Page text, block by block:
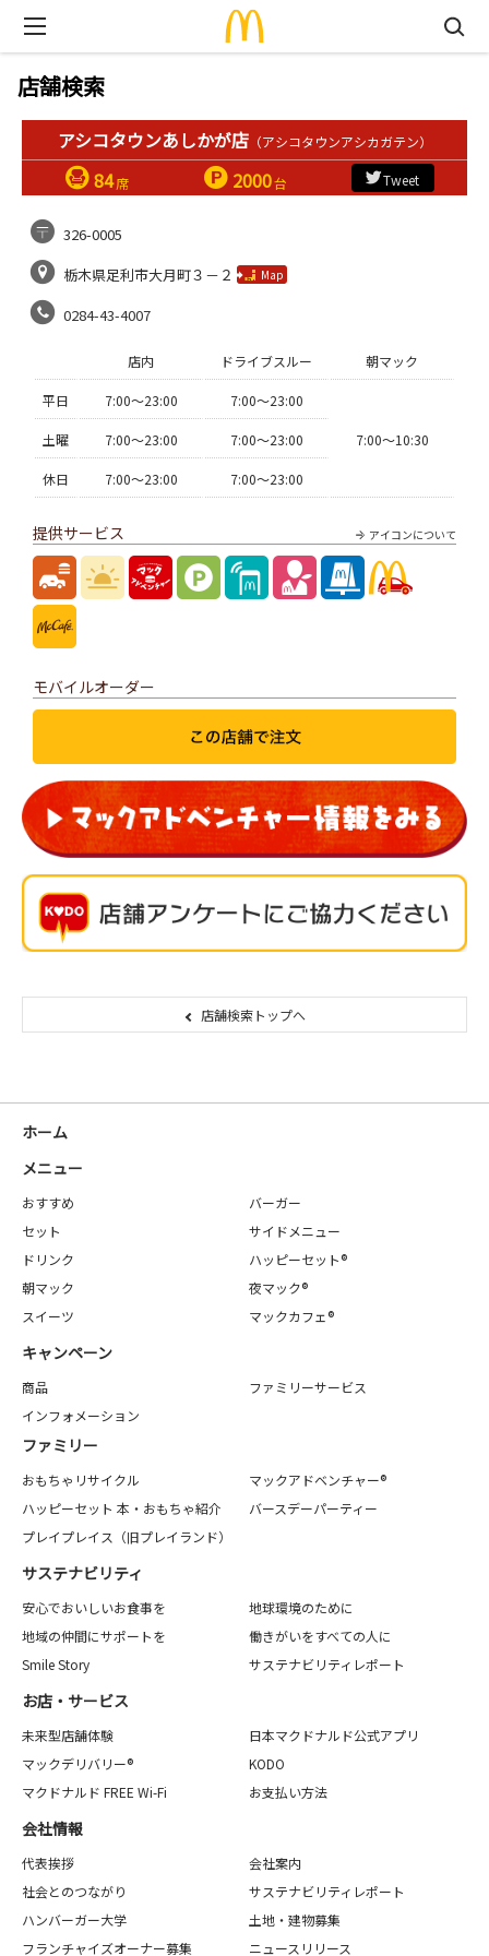
店舗検索
アシコタウンあしかが店（アシコタウンアシカガテン）
84席 2000台 Tweet
326-0005
栃木県足利市大月町３－２
Map
0284-43-4007
店内 ドライブスルー 朝マック
平日 7:00〜23:00 7:00〜23:00
7:00〜10:30
土曜 7:00〜23:00 7:00〜23:00
休日 7:00〜23:00 7:00〜23:00
アイコンについて
提供サービス
モバイルオーダー
店舗検索トップへ
ホーム
メニュー
おすすめ
バーガー
セット
サイドメニュー
ドリンク
ハッピーセット®
朝マック
夜マック®
スイーツ
マックカフェ®
キャンペーン
商品
ファミリーサービス
インフォメーション
ファミリー
おもちゃリサイクル
マックアドベンチャー®
ハッピーセット 本・おもちゃ紹介
バースデーパーティー
プレイプレイス（旧プレイランド）
サステナビリティ
安心でおいしいお食事を
地球環境のために
地域の仲間にサポートを
働きがいをすべての人に
Smile Story
サステナビリティレポート
お店・サービス
未来型店舗体験
日本マクドナルド公式アプリ
マックデリバリー®
KODO
マクドナルド FREE Wi-Fi
お支払い方法
会社情報
代表挨拶
会社案内
社会とのつながり
サステナビリティレポート
ハンバーガー大学
土地・建物募集
フランチャイズオーナー募集
ニュースリリース